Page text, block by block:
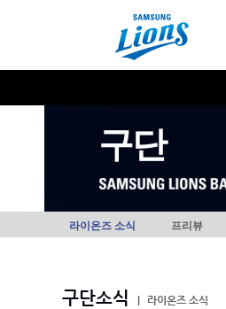
구단
라이온즈 소식 프리뷰
구단소식
라이온즈 소식